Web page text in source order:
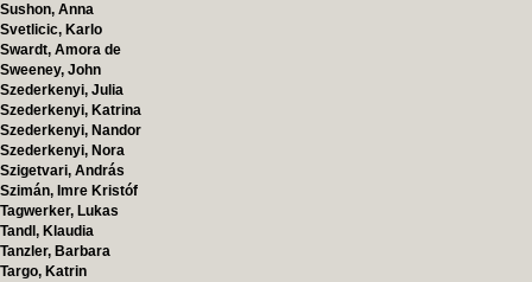
Sushon, Anna
Svetlicic, Karlo
Swardt, Amora de
Sweeney, John
Szederkenyi, Julia
Szederkenyi, Katrina
Szederkenyi, Nandor
Szederkenyi, Nora
Szigetvari, András
Szimán, Imre Kristóf
Tagwerker, Lukas
Tandl, Klaudia
Tanzler, Barbara
Targo, Katrin